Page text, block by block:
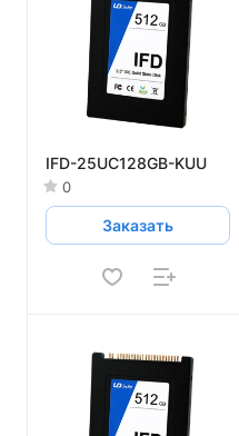
IFD-25UC128GB-KUU
0
Заказать